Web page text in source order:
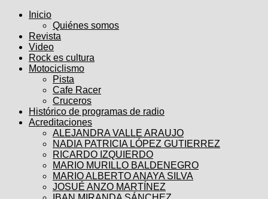
Inicio
Quiénes somos
Revista
Video
Rock es cultura
Motociclismo
Pista
Cafe Racer
Cruceros
Histórico de programas de radio
Acreditaciones
ALEJANDRA VALLE ARAUJO
NADIA PATRICIA LÓPEZ GUTIERREZ
RICARDO IZQUIERDO
MARIO MURILLO BALDENEGRO
MARIO ALBERTO ANAYA SILVA
JOSUÉ ANZO MARTÍNEZ